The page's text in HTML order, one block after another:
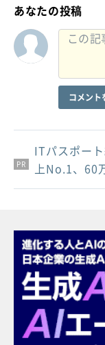
あなたの投稿
コメント
PR
PR
PR
ITパスポー
上No.1、60